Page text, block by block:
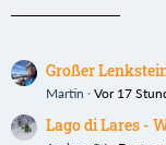
Großer
Martin Vor 17
Lago di Lares -